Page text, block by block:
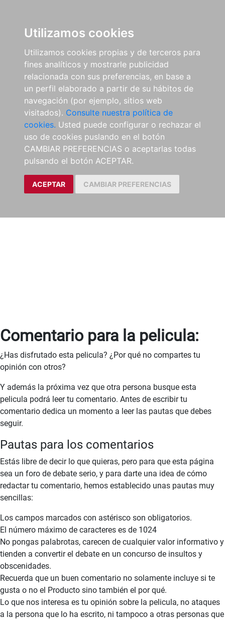
Utilizamos cookies
Utilizamos cookies propias y de terceros para
fines analíticos y mostrarle publicidad
relacionada con sus preferencias, en base a
un perfil elaborado a partir de su hábitos de
navegación (por ejemplo, sitios web
visitados). Consulte nuestra política de
cookies. Usted puede configurar o rechazar el
uso de cookies puslando en el botón
CAMBIAR PREFERENCIAS o aceptarlas todas
pulsando el botón ACEPTAR.
ACEPTAR CAMBIAR PREFERENCIAS
Comentario para la pelicula:
¿Has disfrutado esta pelicula? ¿Por qué no compartes tu
opinión con otros?
Y además la próxima vez que otra persona busque esta
pelicula podrá leer tu comentario. Antes de escribir tu
comentario dedica un momento a leer las pautas que debes
seguir.
Pautas para los comentarios
Estás libre de decir lo que quieras, pero para que esta página
sea un foro de debate serio, y para darte una idea de cómo
redactar tu comentario, hemos establecido unas pautas muy
sencillas:
Los campos marcados con astérisco son obligatorios.
El número máximo de caracteres es de 1024
No pongas palabrotas, carecen de cualquier valor informativo y
tienden a convertir el debate en un concurso de insultos y
obscenidades.
Recuerda que un buen comentario no solamente incluye si te
gusta o no el Producto sino también el por qué.
Lo que nos interesa es tu opinión sobre la pelicula, no ataques
a la persona que lo ha escrito, ni tampoco a otras personas que